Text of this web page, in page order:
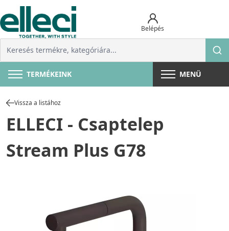
Belépés
TERMÉKEINK MENÜ
Vissza a listához
ELLECI - Csaptelep
Stream Plus G78